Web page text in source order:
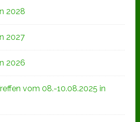
2028
2027
2026
vom 08.-10.08.2025 in